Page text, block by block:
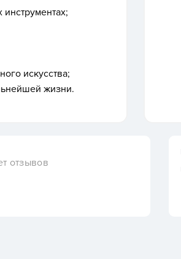
искусства;
жизни.
отзывов